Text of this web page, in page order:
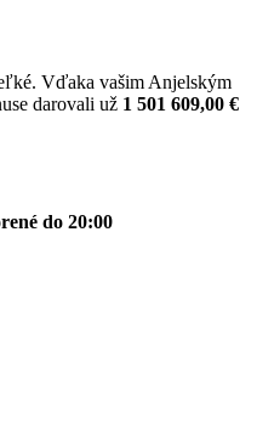
Vďaka vašim Anjelským
darovali už 1 501 609,00 €
do 20:00